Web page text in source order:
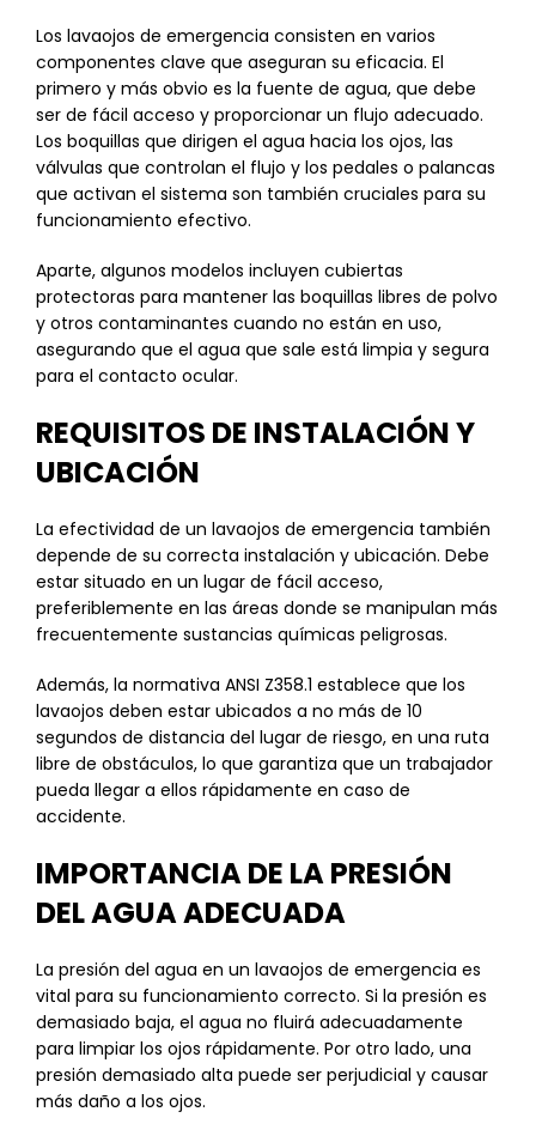
Los lavaojos de emergencia consisten en varios
componentes clave que aseguran su eficacia. El
primero y más obvio es la fuente de agua, que debe
ser de fácil acceso y proporcionar un flujo adecuado.
Los boquillas que dirigen el agua hacia los ojos, las
válvulas que controlan el flujo y los pedales o palancas
que activan el sistema son también cruciales para su
funcionamiento efectivo.
Aparte, algunos modelos incluyen cubiertas
protectoras para mantener las boquillas libres de polvo
y otros contaminantes cuando no están en uso,
asegurando que el agua que sale está limpia y segura
para el contacto ocular.
REQUISITOS DE INSTALACIÓN Y
UBICACIÓN
La efectividad de un lavaojos de emergencia también
depende de su correcta instalación y ubicación. Debe
estar situado en un lugar de fácil acceso,
preferiblemente en las áreas donde se manipulan más
frecuentemente sustancias químicas peligrosas.
Además, la normativa ANSI Z358.1 establece que los
lavaojos deben estar ubicados a no más de 10
segundos de distancia del lugar de riesgo, en una ruta
libre de obstáculos, lo que garantiza que un trabajador
pueda llegar a ellos rápidamente en caso de
accidente.
IMPORTANCIA DE LA PRESIÓN
DEL AGUA ADECUADA
La presión del agua en un lavaojos de emergencia es
vital para su funcionamiento correcto. Si la presión es
demasiado baja, el agua no fluirá adecuadamente
para limpiar los ojos rápidamente. Por otro lado, una
presión demasiado alta puede ser perjudicial y causar
más daño a los ojos.